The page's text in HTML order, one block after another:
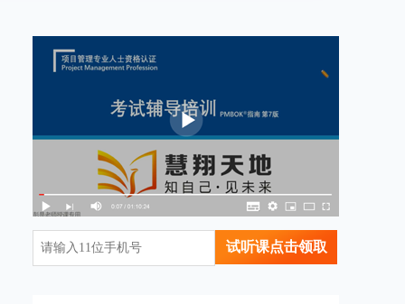
试听课点击领取